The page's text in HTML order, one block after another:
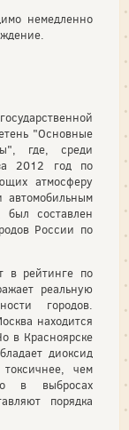
немедленно
"Основные
где, среди
2012 год по
атмосферу
автомобильным
составлен
России по
в рейтинге по
реальную
городов.
находится
в Красноярске
диоксид
чем
в выбросах
порядка